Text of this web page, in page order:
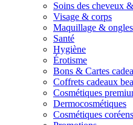
Soins des cheveux
Visage & corps
Maquillage & ongles
Santé
Hygiène
Érotisme
Bons & Cartes
Coffrets cadeaux
Cosmétiques
Dermocosmétiques
Cosmétiques coréens